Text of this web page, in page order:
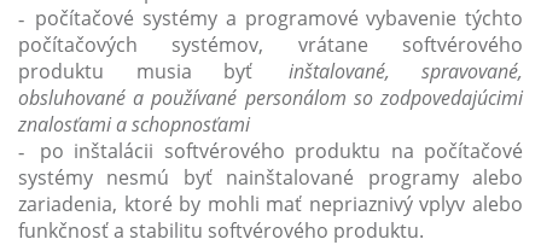
- počítačové systémy a programové vybavenie týchto
počítačových systémov, vrátane softvérového
produktu musia byť
inštalované, spravované,
obsluhované a používané personálom so zodpovedajúcimi
znalosťami a schopnosťami
-
po inštalácii softvérového produktu na počítačové
systémy nesmú byť nainštalované programy alebo
zariadenia, ktoré by mohli mať nepriaznivý vplyv alebo
funkčnosť a stabilitu softvérového produktu.